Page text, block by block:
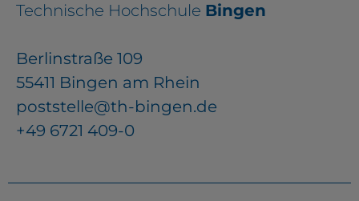
Technische Hochschule Bingen
Berlinstraße 109
55411 Bingen am Rhein
poststelle@th-bingen.de
+49 6721 409-0